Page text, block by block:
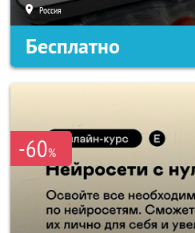
Россия
Бесплатно
-60%